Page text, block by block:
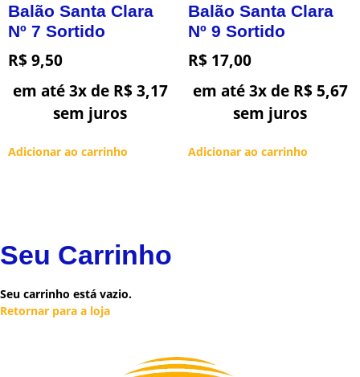
Balão Santa Clara
Nº 7 Sortido
R$9,50
em até 3x de R$3,17
sem juros
Adicionar ao carrinho
Balão Santa Clara
Nº 9 Sortido
R$ 17,00
em até 3x de R$5,67
sem juros
Adicionar ao carrinho
Seu Carrinho
Seu carrinho está vazio.
Retornar para a loja